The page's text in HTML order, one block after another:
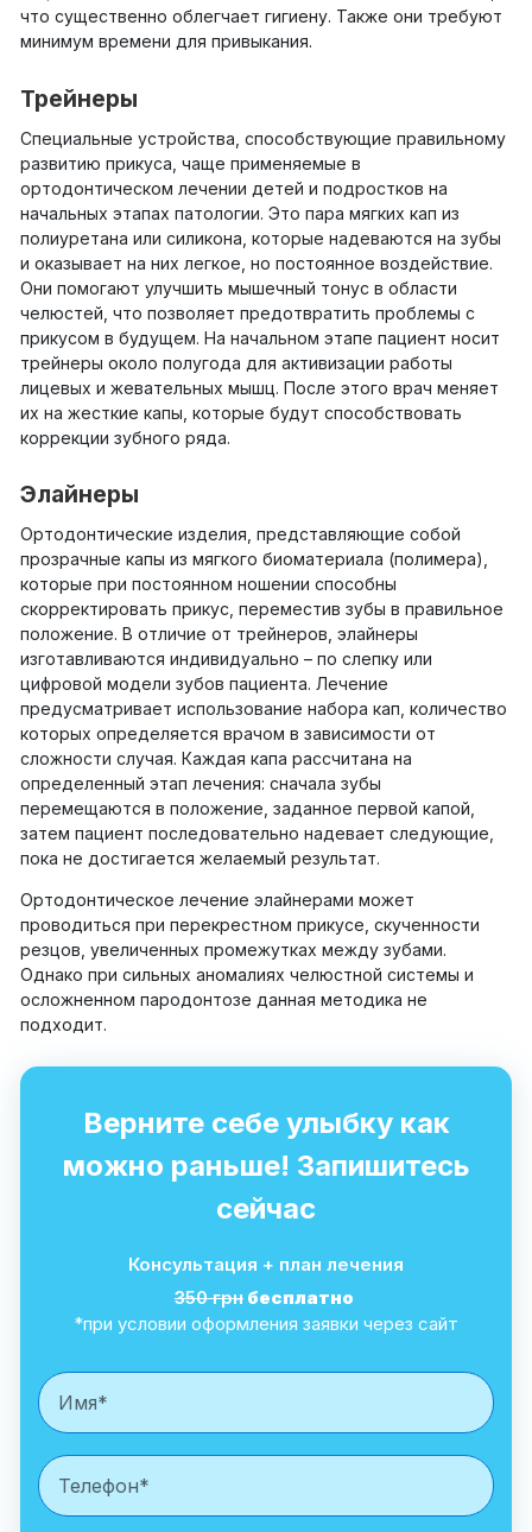
что существенно облегчает гигиену. Также они требуют
минимум времени для привыкания.
Трейнеры
Специальные устройства, способствующие правильному
развитию прикуса, чаще применяемые в
ортодонтическом лечении детей и подростков на
начальных этапах патологии. Это пара мягких кап из
полиуретана или силикона, которые надеваются на зубы
и оказывает на них легкое, но постоянное воздействие.
Они помогают улучшить мышечный тонус в области
челюстей, что позволяет предотвратить проблемы с
прикусом в будущем. На начальном этапе пациент носит
трейнеры около полугода для активизации работы
лицевых и жевательных мышц. После этого врач меняет
их на жесткие капы, которые будут способствовать
коррекции зубного ряда.
Элайнеры
Ортодонтические изделия, представляющие собой
прозрачные капы из мягкого биоматериала (полимера),
которые при постоянном ношении способны
скорректировать прикус, переместив зубы в правильное
положение. В отличие от трейнеров, элайнеры
изготавливаются индивидуально – по слепку или
цифровой модели зубов пациента. Лечение
предусматривает использование набора кап, количество
которых определяется врачом в зависимости от
сложности случая. Каждая капа рассчитана на
определенный этап лечения: сначала зубы
перемещаются в положение, заданное первой капой,
затем пациент последовательно надевает следующие,
пока не достигается желаемый результат.
Ортодонтическое лечение элайнерами может
проводиться при перекрестном прикусе, скученности
резцов, увеличенных промежутках между зубами.
Однако при сильных аномалиях челюстной системы и
осложненном пародонтозе данная методика не
подходит.
Верните себе улыбку как
можно раньше! Запишитесь
сейчас
Консультация + план лечения
350 грн бесплатно
*при условии оформления заявки через сайт